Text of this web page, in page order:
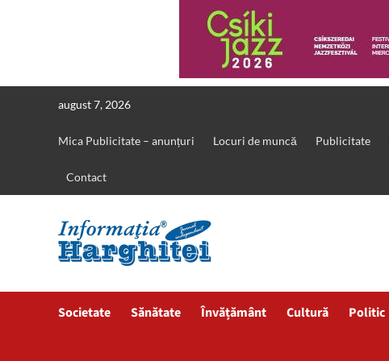
august 7, 2026
Mica Publicitate – anunțuri Locuri de muncă Publicitate
Contact
Societate Sănătate Învățământ Cultură Politic